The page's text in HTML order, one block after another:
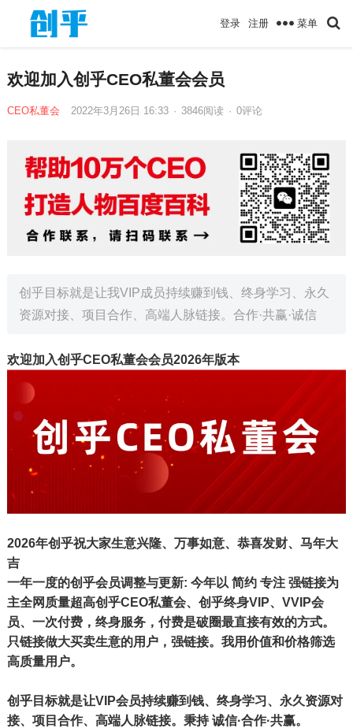
登录 注册 菜单
欢迎加入创乎CEO私董会会员
CEO私董会 2022年3月26日 16:33 · 3846阅读 · 0评论
创乎目标就是让我VIP成员持续赚到钱、终身学习、永久
资源对接、项目合作、高端人脉链接。合作·共赢·诚信
欢迎加入创乎CEO私董会会员2026年版本
2026年创乎祝大家生意兴隆、万事如意、恭喜发财、马年大
吉
一年一度的创乎会员调整与更新: 今年以 简约 专注 强链接为
主全网质量超高创乎CEO私董会、创乎终身VIP、VVIP会
员、 一次付费，终身服务，付费是破圈最直接有效的方式。
只链接做大买卖生意的用户，强链接。我用价值和价格筛选
高质量用户。
创乎目标就是让VIP会员持续赚到钱、终身学习、永久资源对
接、项目合作、高端人脉链接。秉持诚信·合作·共赢。